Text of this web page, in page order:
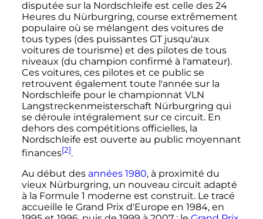
disputée sur la Nordschleife est celle des 24
Heures du Nürburgring, course extrêmement
populaire où se mélangent des voitures de
tous types (des puissantes GT jusqu'aux
voitures de tourisme) et des pilotes de tous
niveaux (du champion confirmé à l'amateur).
Ces voitures, ces pilotes et ce public se
retrouvent également toute l'année sur la
Nordschleife pour le championnat VLN
Langstreckenmeisterschaft Nürburgring qui
se déroule intégralement sur ce circuit. En
dehors des compétitions officielles, la
Nordschleife est ouverte au public moyennant
finances[2].
Au début des années 1980, à proximité du
vieux Nürburgring, un nouveau circuit adapté
à la Formule 1 moderne est construit. Le tracé
accueille le Grand Prix d'Europe en 1984, en